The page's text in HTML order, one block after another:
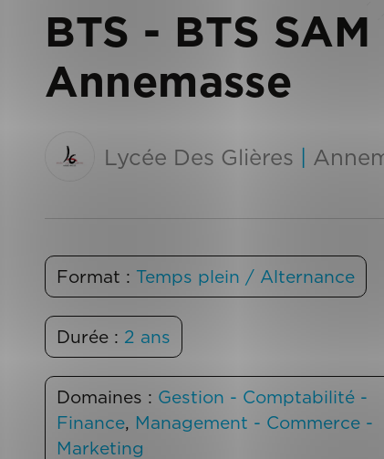
BTS - BTS
Annemasse
Lycée Des Glières |
Format : Temps plein / Alternance
Durée : 2 ans
Domaines : Gestion - Comptabilité -
Finance, Management - Commerce -
Marketing